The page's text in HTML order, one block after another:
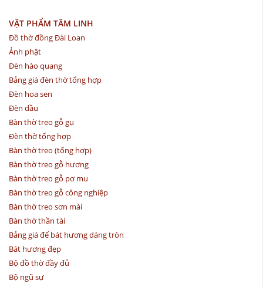
VẬT PHẨM TÂM LINH
Đồ thờ đồng Đài Loan
Ảnh phật
Đèn hào quang
Bảng giá đèn thờ tổng hợp
Đèn hoa sen
Đèn dầu
Bàn thờ treo gỗ gụ
Đèn thờ tổng hợp
Bàn thờ treo (tổng hợp)
Bàn thờ treo gỗ hương
Bàn thờ treo gỗ pơ mu
Bàn thờ treo gỗ công nghiệp
Bàn thờ treo sơn mài
Bàn thờ thần tài
Bảng giá đế bát hương dáng tròn
Bát hương đẹp
Bộ đồ thờ đầy đủ
Bộ ngũ sự